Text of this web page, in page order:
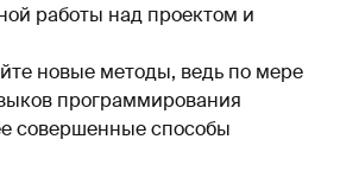
работы над проектом и
новые методы, ведь по мере
программирования
совершенные способы